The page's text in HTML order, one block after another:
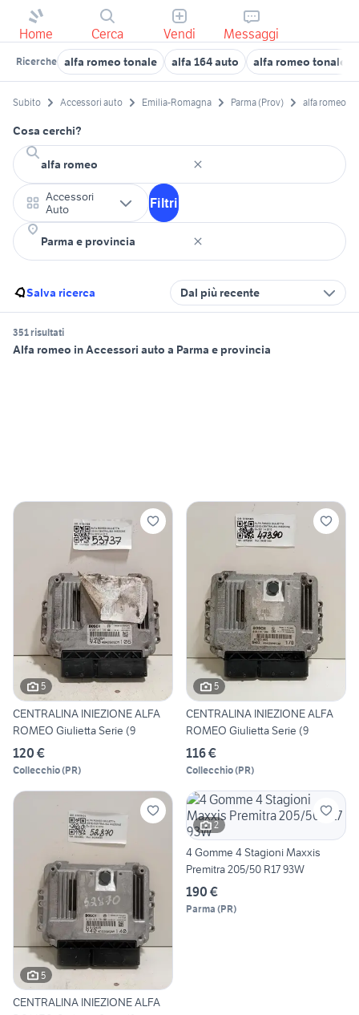
Home Cerca Vendi Messaggi
Ricerche alfa romeo tonale alfa 164 auto alfa romeo tonale
Subito Accessori auto Emilia-Romagna Parma (Prov) alfa romeo
Cosa cerchi?
Accessori
Auto
Filtri
Salva ricerca Dal più recente
351 risultati
Alfa romeo in Accessori auto a Parma e provincia
5
CENTRALINA INIEZIONE ALFA
ROMEO Giulietta Serie (9
120 €
Collecchio(PR)
5
CENTRALINA INIEZIONE ALFA
ROMEO Giulietta Serie (9
116 €
Collecchio(PR)
5
CENTRALINA INIEZIONE ALFA
2
4 Gomme 4 Stagioni Maxxis
Premitra 205/50 R17 93W
190 €
Parma (PR)